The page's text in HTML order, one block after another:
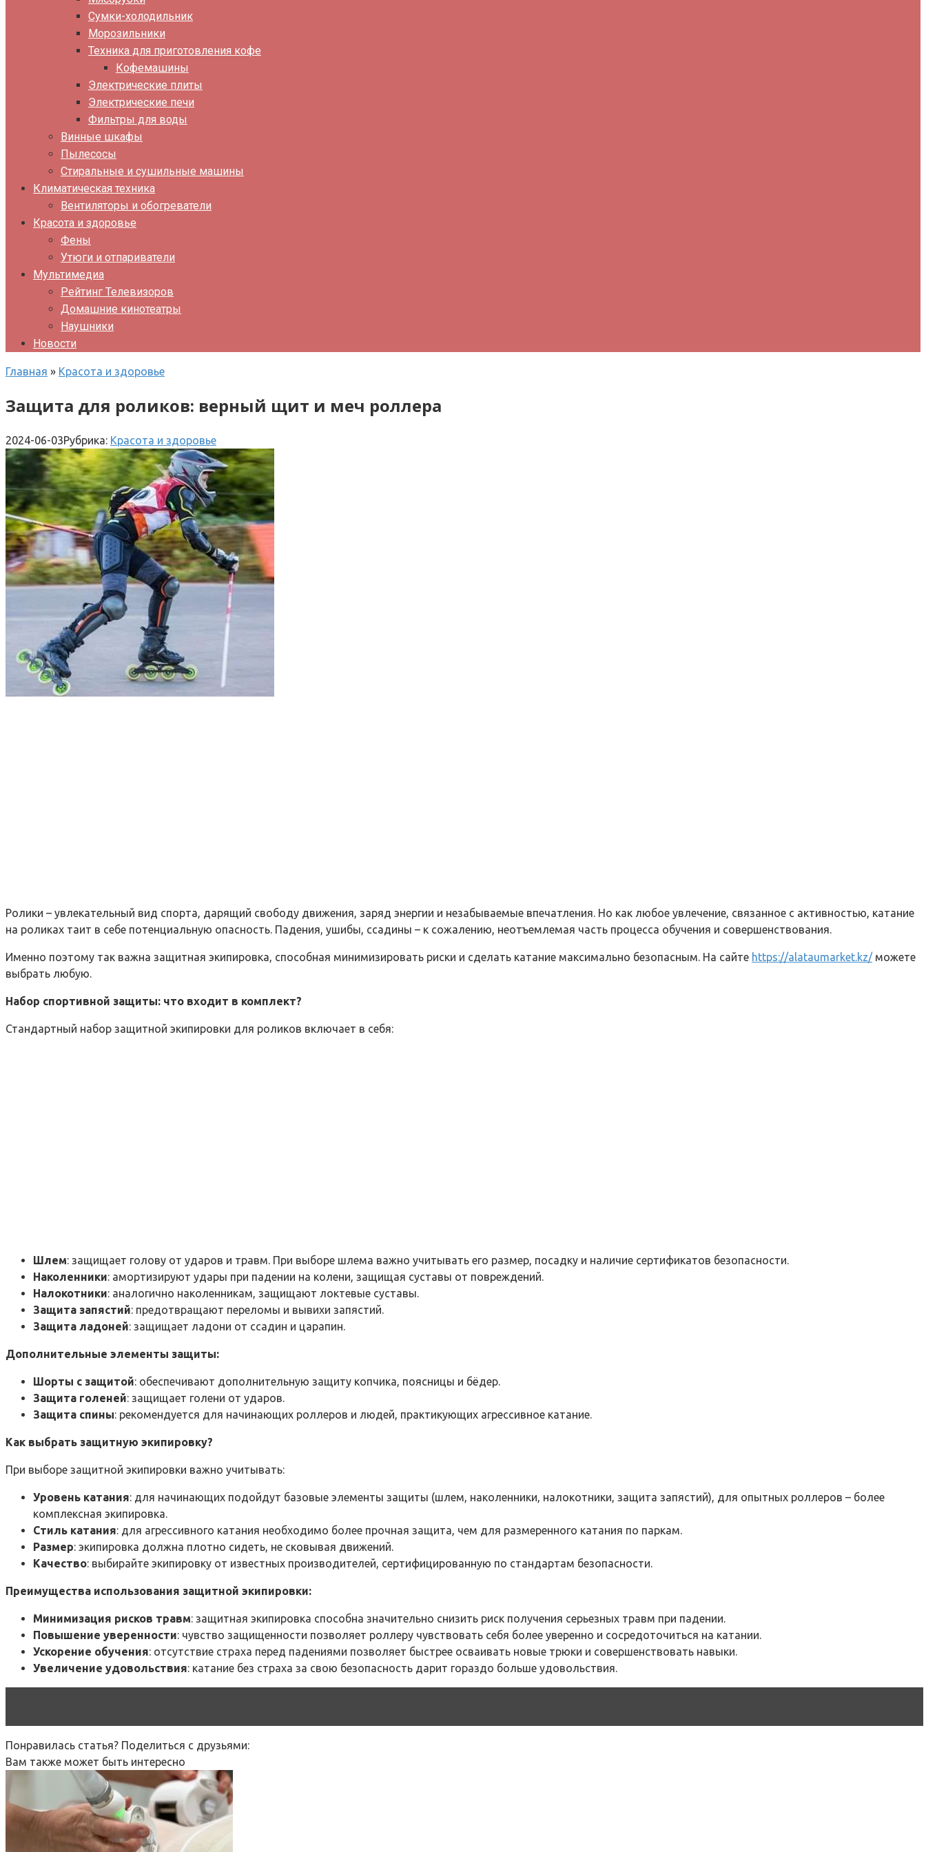
Сумки-холодильник
Морозильники
Техника для приготовления кофе
Кофемашины
Электрические плиты
Электрические печи
Фильтры для воды
Винные шкафы
Пылесосы
Стиральные и сушильные машины
Климатическая техника
Вентиляторы и обогреватели
Красота и здоровье
Фены
Утюги и отпариватели
Мультимедиа
Рейтинг Телевизоров
Домашние кинотеатры
Наушники
Новости
Главная » Красота и здоровье
Защита для роликов: верный щит и меч роллера
2024-06-03Рубрика: Красота и здоровье
Ролики – увлекательный вид спорта, дарящий свободу движения, заряд энергии и незабываемые впечатления. Но как любое увлечение, связанное с активностью, катание
на роликах таит в себе потенциальную опасность. Падения, ушибы, ссадины – к сожалению, неотъемлемая часть процесса обучения и совершенствования.
Именно поэтому так важна защитная экипировка, способная минимизировать риски и сделать катание максимально безопасным. На сайте https://alataumarket.kz/можете
выбрать любую.
Набор спортивной защиты: что входит в комплект?
Стандартный набор защитной экипировки для роликов включает в себя:
Шлем: защищает голову от ударов и травм. При выборе шлема важно учитывать его размер, посадку и наличие сертификатов безопасности.
Наколенники: амортизируют удары при падении на колени, защищая суставы от повреждений.
Налокотники: аналогично наколенникам, защищают локтевые суставы.
Защита запястий: предотвращают переломы и вывихи запястий.
Защита ладоней: защищает ладони от ссадин и царапин.
Дополнительные элементы защиты:
Шорты с защитой: обеспечивают дополнительную защиту копчика, поясницы и бёдер.
Защита голеней: защищает голени от ударов.
Защита спины: рекомендуется для начинающих роллеров и людей, практикующих агрессивное катание.
Как выбрать защитную экипировку?
При выборе защитной экипировки важно учитывать:
Уровень катания: для начинающих подойдут базовые элементы защиты (шлем, наколенники, налокотники, защита запястий), для опытных роллеров – более
комплексная экипировка.
Стиль катания: для агрессивного катания необходимо более прочная защита, чем для размеренного катания по паркам.
Размер: экипировка должна плотно сидеть, не сковывая движений.
Качество: выбирайте экипировку от известных производителей, сертифицированную по стандартам безопасности.
Преимущества использования защитной экипировки:
Минимизация рисков травм: защитная экипировка способна значительно снизить риск получения серьезных травм при падении.
Повышение уверенности: чувство защищенности позволяет роллеру чувствовать себя более уверенно и сосредоточиться на катании.
Ускорение обучения: отсутствие страха перед падениями позволяет быстрее осваивать новые трюки и совершенствовать навыки.
Увеличение удовольствия: катание без страха за свою безопасность дарит гораздо больше удовольствия.
Понравилась статья? Поделиться с друзьями:
Вам также может быть интересно